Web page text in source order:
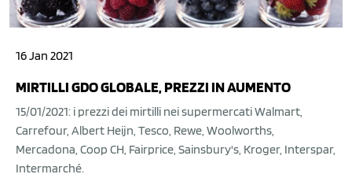
16 Jan 2021
MIRTILLI GDO GLOBALE, PREZZI IN AUMENTO
15/01/2021: i prezzi dei mirtilli nei supermercati Walmart,
Carrefour, Albert Heijn, Tesco, Rewe, Woolworths,
Mercadona, Coop CH, Fairprice, Sainsbury's, Kroger, Interspar,
Intermarché.